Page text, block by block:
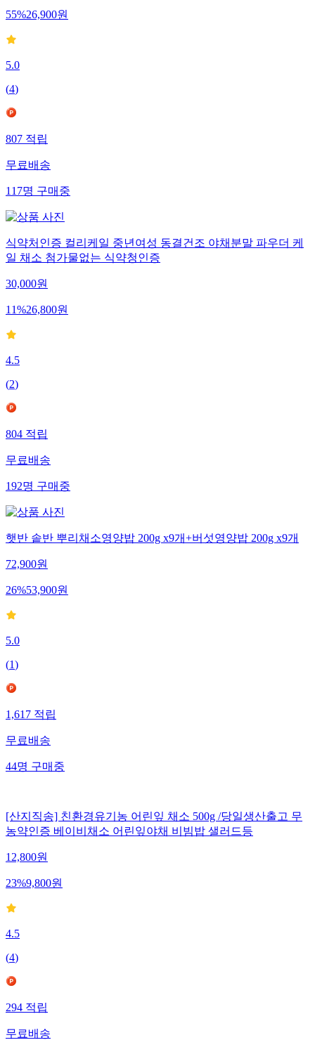
55%26,900원
5.0
(4)
807적립
무료배송
117명구매중
식약처인증 컬리케일 중년여성 동결건조 야채분말 파우더 케
일 채소 첨가물없는 식약청인증
30,000원
11%26,800원
4.5
(2)
804적립
무료배송
192명구매중
햇반 솥반 뿌리채소영양밥 200g x9개+버섯영양밥 200g x9개
72,900원
26%53,900원
5.0
(1)
1,617적립
무료배송
44명구매중
[산지직송] 친환경유기농 어린잎 채소 500g /당일생산출고 무
농약인증 베이비채소 어린잎야채 비빔밥 샐러드등
12,800원
23%9,800원
4.5
(4)
294적립
무료배송